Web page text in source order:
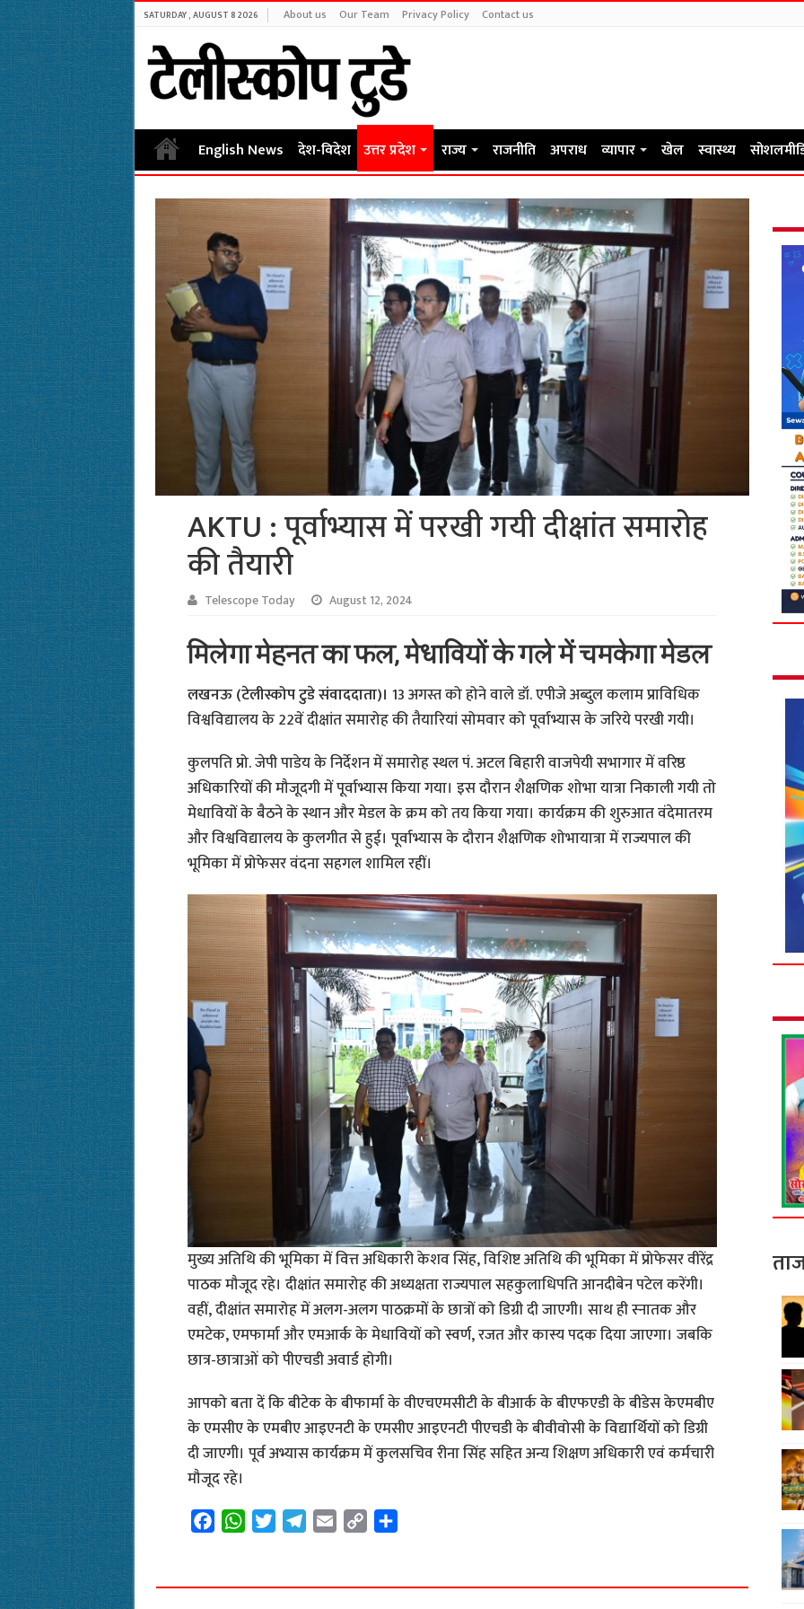
SATURDAY , AUGUST 8 2026 About us Our Team Privacy Policy Contact us
English News देश-विदेश उत्तर प्रदेश राज्य राजनीति अपराध व्यापार खेल स्वास्थ्य
AKTU : पूर्वाभ्यास में परखी गयी दीक्षांत समारोह
की तैयारी
Telescope Today August 12, 2024
मिलेगा मेहनत का फल, मेधावियों के गले में चमकेगा मेडल
लखनऊ (टेलीस्कोप टुडे संवाददाता)। 13 अगस्त को होने वाले डॉ. एपीजे अब्दुल कलाम प्राविधिक
विश्वविद्यालय के 22वें दीक्षांत समारोह की तैयारियां सोमवार को पूर्वाभ्यास के जरिये परखी गयी।
कुलपति प्रो. जेपी पाडेय के निर्देशन में समारोह स्थल पं. अटल बिहारी वाजपेयी सभागार में वरिष्ठ
अधिकारियों की मौजूदगी में पूर्वाभ्यास किया गया। इस दौरान शैक्षणिक शोभा यात्रा निकाली गयी तो
मेधावियों के बैठने के स्थान और मेडल के क्रम को तय किया गया। कार्यक्रम की शुरुआत वंदेमातरम
और विश्वविद्यालय के कुलगीत से हुई। पूर्वाभ्यास के दौरान शैक्षणिक शोभायात्रा में राज्यपाल की
भूमिका में प्रोफेसर वंदना सहगल शामिल रहीं।
मुख्य अतिथि की भूमिका में वित्त अधिकारी केशव सिंह, विशिष्ट अतिथि की भूमिका में प्रोफेसर वीरेंद्र
पाठक मौजूद रहे। दीक्षांत समारोह की अध्यक्षता राज्यपाल सहकुलाधिपति आनदीबेन पटेल करेंगी।
वहीं, दीक्षांत समारोह में अलग-अलग पाठक्रमों के छात्रों को डिग्री दी जाएगी। साथ ही स्नातक और
एमटेक, एमफार्मा और एमआर्क के मेधावियों को स्वर्ण, रजत और कास्य पदक दिया जाएगा। जबकि
छात्र-छात्राओं को पीएचडी अवार्ड होगी।
आपको बता दें कि बीटेक के बीफार्मा के वीएचएमसीटी के बीआर्क के बीएफएडी के बीडेस केएमबीए
के एमसीए के एमबीए आइएनटी के एमसीए आइएनटी पीएचडी के बीवीवोसी के विद्यार्थियों को डिग्री
दी जाएगी। पूर्व अभ्यास कार्यक्रम में कुलसचिव रीना सिंह सहित अन्य शिक्षण अधिकारी एवं कर्मचारी
मौजूद रहे।
e
W
t
t
e
i
y
r